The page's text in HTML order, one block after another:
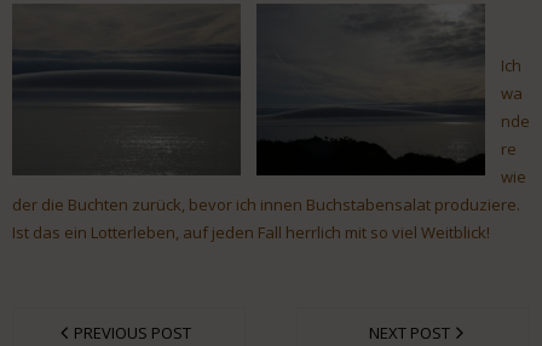
Ich
wa
nde
re
wie
der die Buchten zurück, bevor ich innen Buchstabensalat produziere.
Ist das ein Lotterleben, auf jeden Fall herrlich mit so viel Weitblick!
PREVIOUS POST NEXT POST